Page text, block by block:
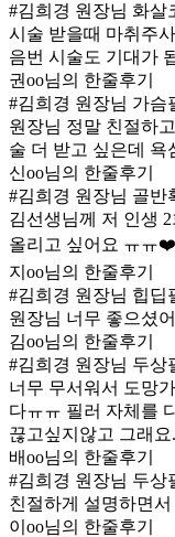
#김희경 원장님 화살
시술 받을때 마취주
음번 시술도 기대가
권oo님의 한줄후기
#김희경 원장님 가슴
원장님 정말 친절하
술 더 받고 싶은데
신oo님의 한줄후기
#김희경 원장님 골반
김선생님께 저 인생
올리고 싶어요 ㅠ
지oo님의 한줄후기
#김희경 원장님 힙딥
원장님 너무 좋으셨
김oo님의 한줄후기
#김희경 원장님 두상
너무 무서워서 도망
다ㅠㅠ 필러 자체를
끊고싶지않고 그래
배oo님의 한줄후기
#김희경 원장님 두상
친절하게 설명하면
이oo님의 한줄후기